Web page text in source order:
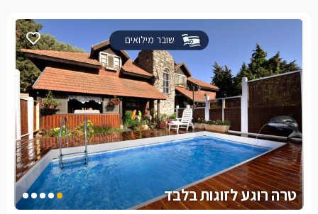
שובר מילואים
טרה רוגע לזוגות בלבד